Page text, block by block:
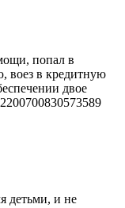
попал в
воез в кредитную
двое
детьми, и не